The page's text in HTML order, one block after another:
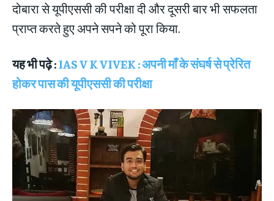
दोबारा से यूपीएससी की परीक्षा दी और दूसरी बार भी सफलता
प्राप्त करते हुए अपने सपने को पूरा किया.
यह भी पढ़े :IAS V K VIVEK : अपनी माँ के संघर्ष से प्रेरित
होकर पास की यूपीएससी की परीक्षा